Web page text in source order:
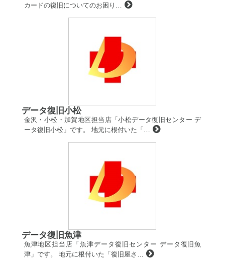
カードの復旧についてのお困り…
データ復旧小松
金沢・小松・加賀地区担当店「小松データ復旧センター デ
ータ復旧小松」です。 地元に根付いた「…
データ復旧魚津
魚津地区担当店「魚津データ復旧センター データ復旧魚
津」です。 地元に根付いた「復旧屋さ…